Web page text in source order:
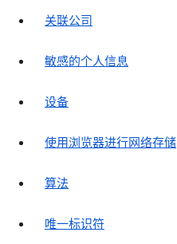
关联公司
敏感的个人信息
设备
使用浏览器进行网络存储
算法
唯一标识符